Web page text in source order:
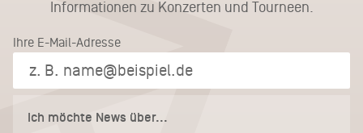
Informationen zu Konzerten und Tourneen.
Ihre E-Mail-Adresse
Ich möchte News über...